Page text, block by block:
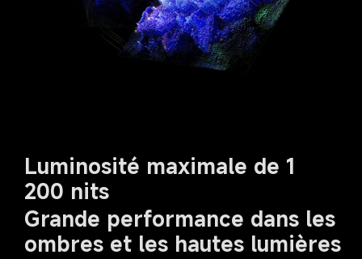
Luminosité maximale de 1
200 nits
Grande performance dans les
ombres et les hautes lumières